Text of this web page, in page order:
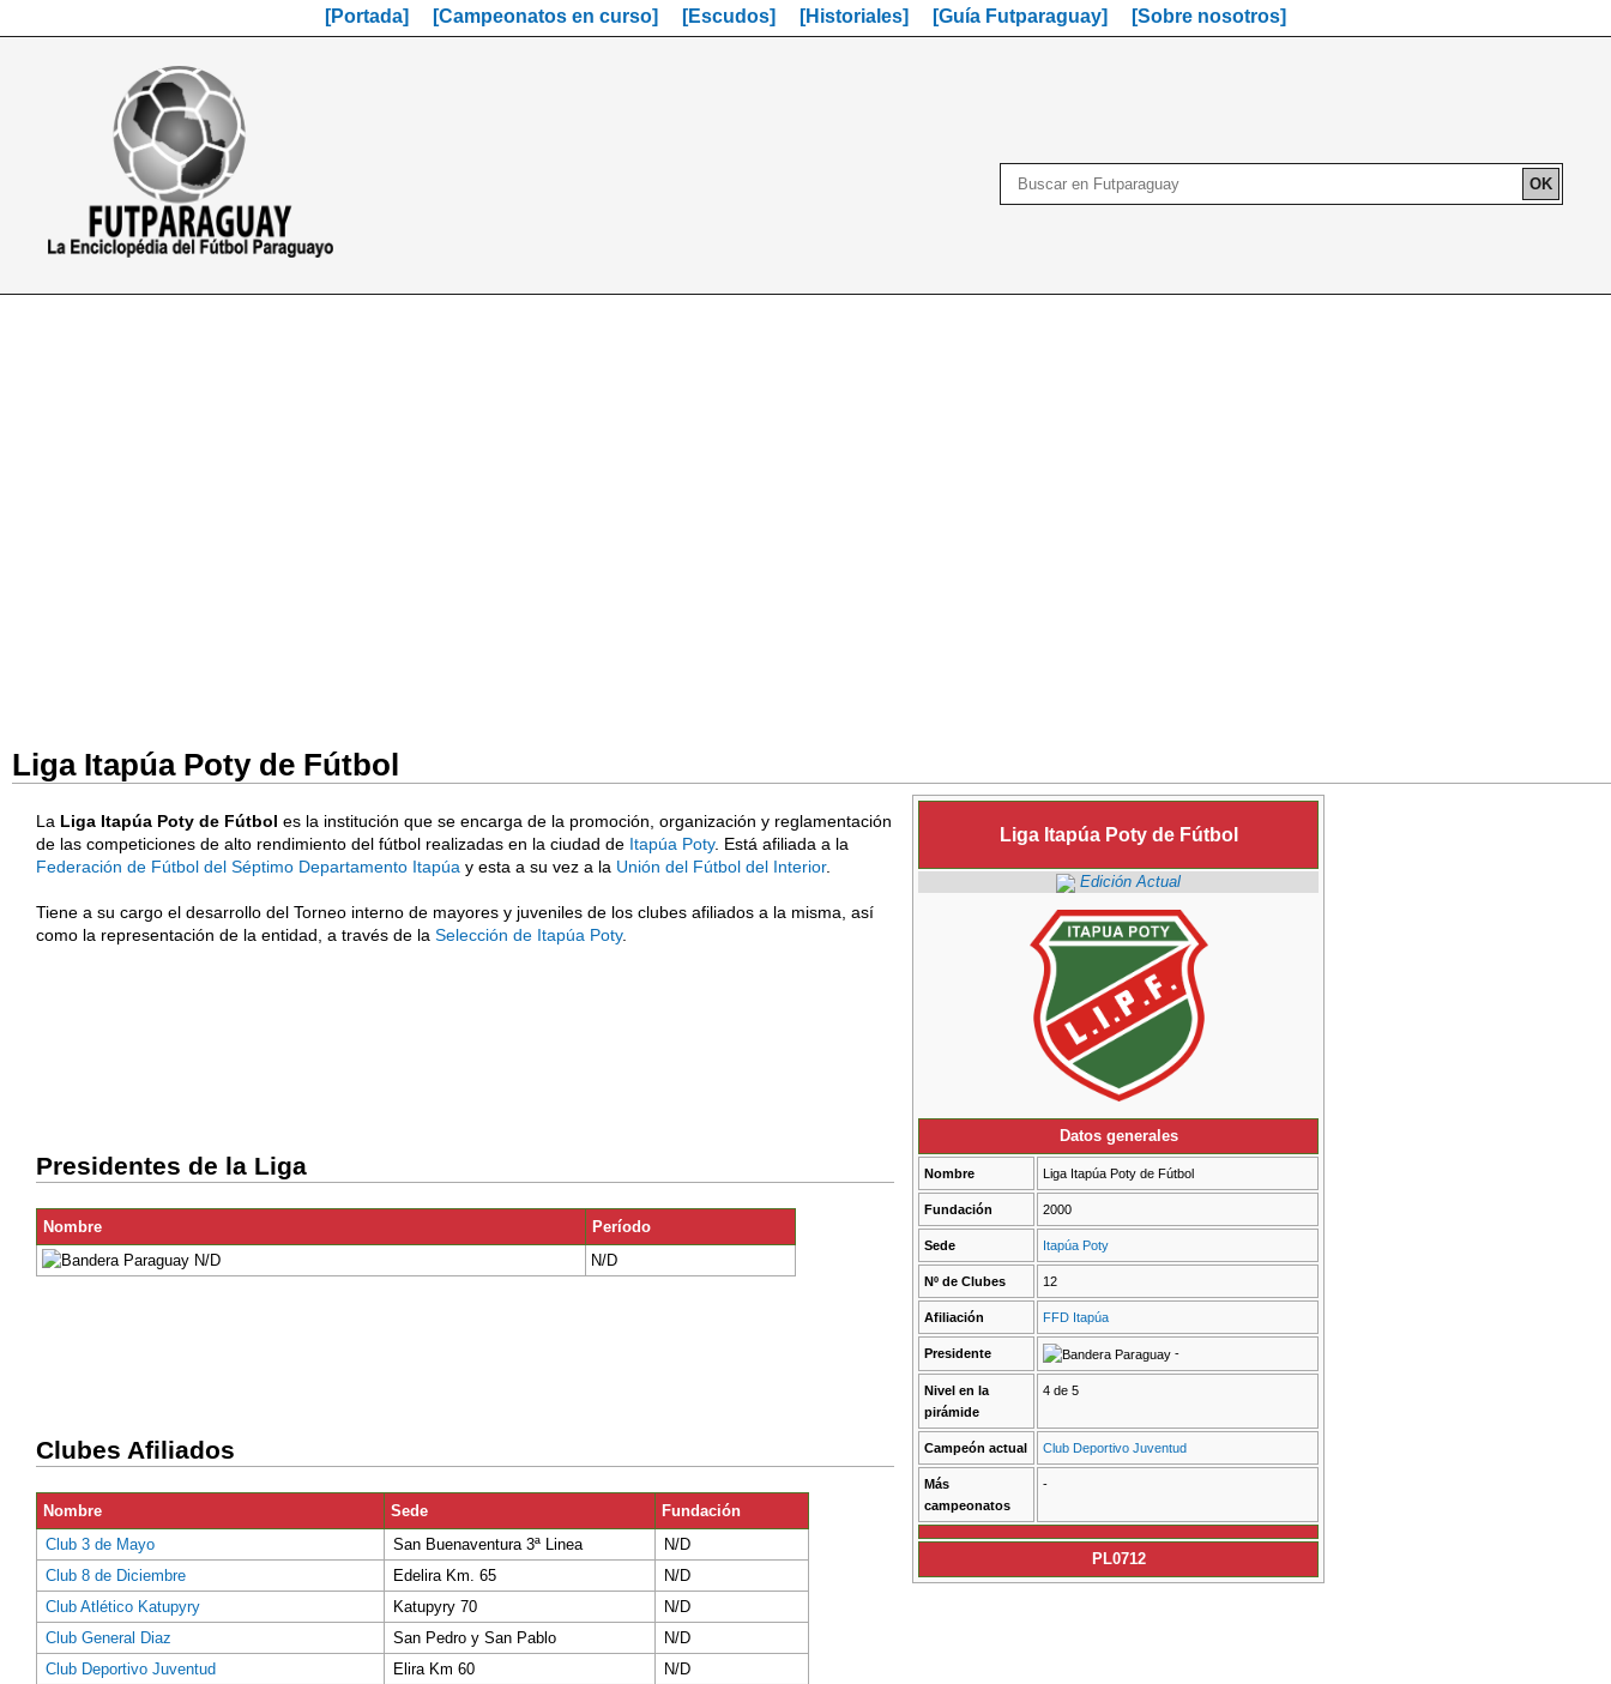
[Portada] [Campeonatos en curso] [Escudos] [Historiales] [Guía Futparaguay] [Sobre nosotros]
Liga Itapúa Poty de Fútbol
Liga Itapúa Poty de Fútbol
Edición Actual
Datos generales
Nombre Liga Itapúa Poty de Fútbol
Fundación 2000
Sede Itapúa Poty
Nº de Clubes 12
Afiliación FFD Itapúa
Presidente -
Nivel en la
pirámide
4 de 5
Campeón actual Club Deportivo Juventud
Más
campeonatos
-
PL0712
La Liga Itapúa Poty de Fútbol es la institución que se encarga de la promoción, organización y reglamentación
de las competiciones de alto rendimiento del fútbol realizadas en la ciudad de Itapúa Poty. Está afiliada a la
Federación de Fútbol del Séptimo Departamento Itapúa y esta a su vez a la Unión del Fútbol del Interior.
Tiene a su cargo el desarrollo del Torneo interno de mayores y juveniles de los clubes afiliados a la misma, así
como la representación de la entidad, a través de la Selección de Itapúa Poty.
Presidentes de la Liga
Nombre
Período
N/D
N/D
Clubes Afiliados
Nombre Sede
Fundación
Club 3 de Mayo
San Buenaventura 3ª Linea
N/D
Club 8 de Diciembre
Edelira Km. 65
N/D
Club Atlético Katupyry
Katupyry 70
N/D
Club General Diaz
San Pedro y San Pablo
N/D
Club Deportivo Juventud
Elira Km 60
N/D